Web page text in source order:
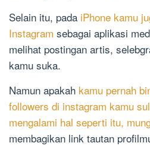
Selain itu, pada iPhone kamu
Instagram sebagai aplikasi
melihat postingan artis,
kamu suka.
Namun apakah kamu pernah
followers di instagram kamu
mengalami hal seperti itu,
membagikan link tautan